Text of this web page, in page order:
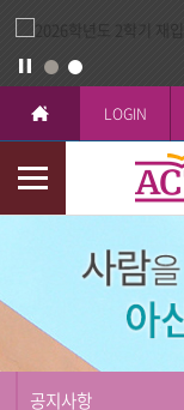
LOGIN
모
바
공지사항